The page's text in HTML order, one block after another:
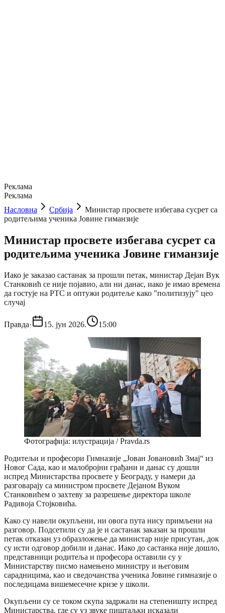
Реклама
Реклама
Насловна
Србија
Министар просвете избегава сусрет са
родитељима ученика Јовине гиманзије
Министар просвете избегава сусрет са
родитељима ученика Јовине гиманзије
Иако је заказао састанак за прошли петак, министар Дејан Вук
Станковић се није појавио, али ни данас, иако је имао времена
да гостује на РТС и оптужи родитеље како "политизују" цео
случај
Правда· 15. јун 2026. 15:00
Фотографија: илустрација / Pravda.rs
Родитељи и професори Гимназије „Јован Јовановић Змај“ из
Новог Сада, као и малобројни грађани и данас су дошли
испред Министарства просвете у Београду, у намери да
разговарају са министром просвете Дејаном Вуком
Станковићем о захтеву за разрешење директора школе
Радивоја Стојковића.
Како су навели окупљени, ни овога пута нису примљени на
разговор. Подсетили су да је и састанак заказан за прошли
петак отказан уз образложење да министар није присутан, док
су исти одговор добили и данас. Иако до састанка није дошло,
представници родитеља и професора оставили су у
Министарству писмо намењено министру и његовим
сарадницима, као и сведочанства ученика Јовине гимназије о
последицама вишемесечне кризе у школи.
Окупљени су се током скупа задржали на степеништу испред
Министарства, где су уз звуке пиштаљки исказали